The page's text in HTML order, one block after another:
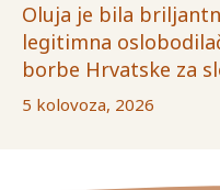
Oluja je bila
legitimna
borbe Hrvatske za
5 kolovoza, 2026